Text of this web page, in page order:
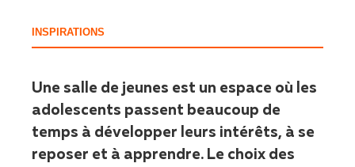
INSPIRATIONS
Une salle de jeunes est un espace où les
adolescents passent beaucoup de
temps à développer leurs intérêts, à se
reposer et à apprendre. Le choix des